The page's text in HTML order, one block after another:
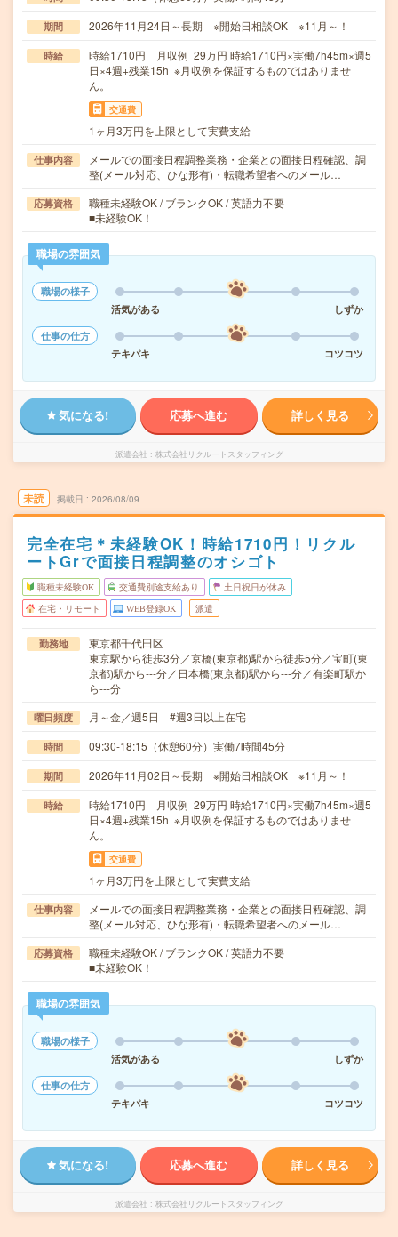
期間 2026年11月24日～長期 ※開始日相談OK ※11月～！
時給
時給1710円 月収例 29万円 時給1710円×実働7h45m×週5
日×4週+残業15h ※月収例を保証するものではありませ
ん。
交通費
1ヶ月3万円を上限として実費支給
仕事内容
メールでの面接日程調整業務・企業との面接日程確認、調
整(メール対応、ひな形有)・転職希望者へのメール…
応募資格
職種未経験OK / ブランクOK / 英語力不要
■未経験OK！
職場の雰囲気
職場の様子
活気がある
しずか
仕事の仕方
テキパキ
コツコツ
気になる! 応募へ進む 詳しく見る
派遣会社 株式会社リクルートスタッフィング
未読 掲載日 2026/08/09
完全在宅＊未経験OK！時給1710円！リクル
ートGrで面接日程調整のオシゴト
職種未経験OK 交通費別途支給あり 土日祝日が休み
在宅・リモート WEB登録OK 派遣
勤務地
東京都千代田区
東京駅から徒歩3分／京橋(東京都)駅から徒歩5分／宝町(東
京都)駅から---分／日本橋(東京都)駅から---分／有楽町駅か
ら---分
曜日頻度 月～金／週5日 #週3日以上在宅
時間 09:30-18:15（休憩60分）実働7時間45分
期間 2026年11月02日～長期 ※開始日相談OK ※11月～！
時給
時給1710円 月収例 29万円 時給1710円×実働7h45m×週5
日×4週+残業15h ※月収例を保証するものではありませ
ん。
交通費
1ヶ月3万円を上限として実費支給
仕事内容
メールでの面接日程調整業務・企業との面接日程確認、調
整(メール対応、ひな形有)・転職希望者へのメール…
応募資格
職種未経験OK / ブランクOK / 英語力不要
■未経験OK！
職場の雰囲気
職場の様子
活気がある
しずか
仕事の仕方
テキパキ
コツコツ
気になる! 応募へ進む 詳しく見る
派遣会社 株式会社リクルートスタッフィング